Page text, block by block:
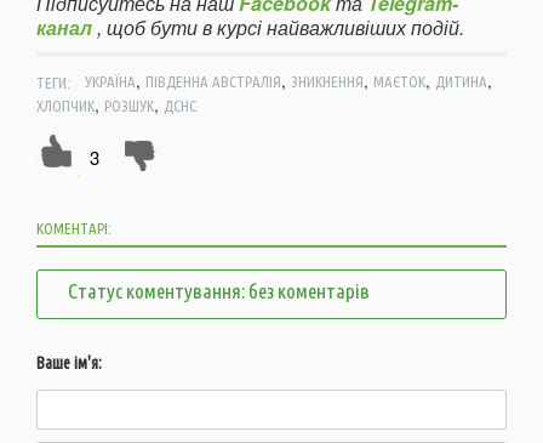
канал, щоб бути в курсі найважливіших подій.
ТЕГИ: УКРАЇНА, ПІВДЕННА АВСТРАЛІЯ, ЗНИКНЕННЯ, МАЄТОК, ДИТИНА,
ХЛОПЧИК, РОЗШУК, ДСНС
3
КОМЕНТАРІ:
Статус коментування: без коментарів
Ваше ім'я: